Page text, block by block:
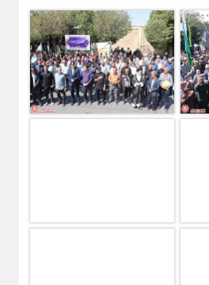
رازی؛ گامی مؤثر در پایداری
سکوی سوم جام بلاروس؛
بازی‌های آسیایی
در رقابت های استان اصفهان